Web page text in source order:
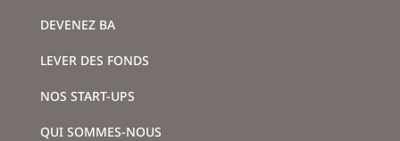
DEVENEZ BA
LEVER DES FONDS
NOS START-UPS
QUI SOMMES-NOUS